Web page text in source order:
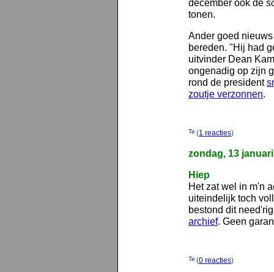
december ook de
tonen.
Ander goed
bereden. "Hij had
uitvinder Dean
ongenadig op zijn
rond de president
zoutje verzonnen.
(1 reacties)
zondag, 13
Hiep
Het zat wel in m'n
uiteindelijk toch
bestond dit
archief. Geen
(0 reacties)